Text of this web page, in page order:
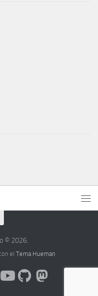
© 2026.
elTema Hueman